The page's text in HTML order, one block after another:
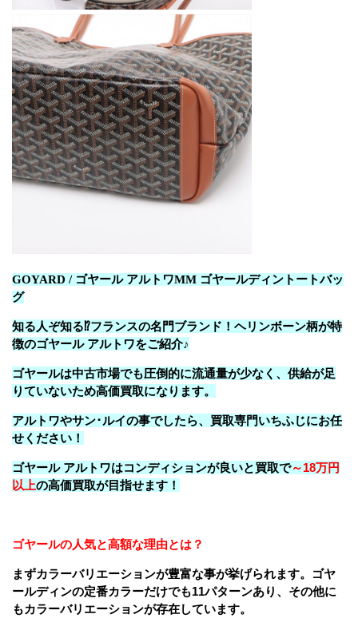
GOYARD / ゴヤール アルトワMM ゴヤールディントートバッ
グ
知る人ぞ知る⁉フランスの名門ブランド！ヘリンボーン柄が特
徴のゴヤール アルトワをご紹介♪
ゴヤールは中古市場でも圧倒的に流通量が少なく、供給が足
りていないため高価買取になります。
アルトワやサン･ルイの事でしたら、買取専門いちふじにお任
せください！
ゴヤール アルトワはコンディションが良いと買取で～18万円
以上の高価買取が目指せます！
ゴヤールの人気と高額な理由とは？
まずカラーバリエーションが豊富な事が挙げられます。ゴヤ
ールディンの定番カラーだけでも11パターンあり、その他に
もカラーバリエーションが存在しています。